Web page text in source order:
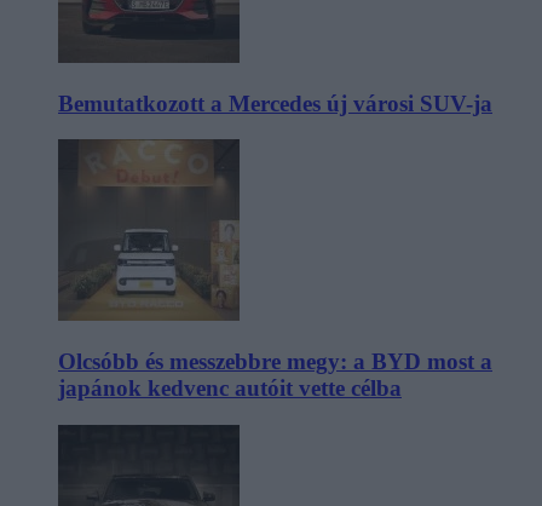
Bemutatkozott a Mercedes új városi SUV-ja
Olcsóbb és messzebbre megy: a BYD most a
japánok kedvenc autóit vette célba